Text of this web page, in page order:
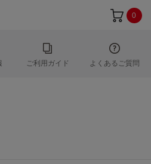
0
ご利用ガイド よくあるご質問